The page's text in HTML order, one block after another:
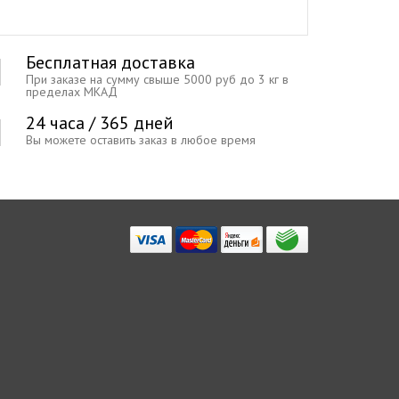
Бесплатная доставка
При заказе на сумму свыше 5000 руб до 3 кг в
пределах МКАД
24 часа / 365 дней
Вы можете оставить заказ в любое время